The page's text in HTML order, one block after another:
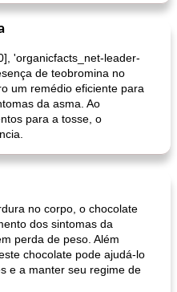
'organicfacts_net-leader-
de teobromina no
um remédio eficiente para
da asma. Ao
para a tosse, o
no corpo, o chocolate
dos sintomas da
perda de peso. Além
chocolate pode ajudá-lo
e a manter seu regime de